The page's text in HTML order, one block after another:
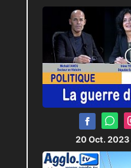
20 Oct. 2023